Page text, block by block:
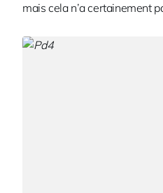
mais cela n’a certainement